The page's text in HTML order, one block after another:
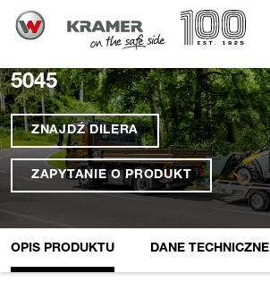
5045
ZNAJDŹ DILERA
ZAPYTANIE O PRODUKT
OPIS PRODUKTU DANE TECHNICZNE